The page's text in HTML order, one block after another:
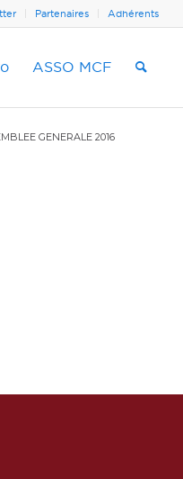
Partenaires Adhérents
ASSO MCF
GENERALE 2016